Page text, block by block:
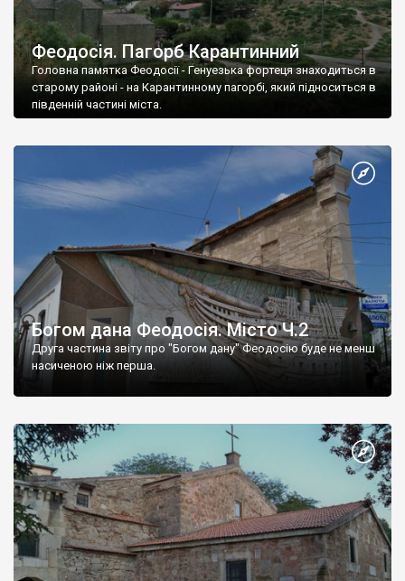
Феодосія. Пагорб Карантинний
Головна памятка Феодосії - Генуезька фортеця знаходиться в
старому районі - на Карантинному пагорбі, який підноситься в
південній частині міста.
Богом дана Феодосія. Місто Ч.2
Друга частина звіту про "Богом дану" Феодосію буде не менш
насиченою ніж перша.